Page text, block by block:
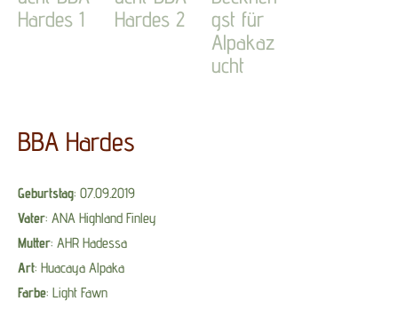
BBA Hardes
Geburtstag: 07.09.2019
Vater: ANA Highland Finley
Mutter: AHR Hadessa
Art: Huacaya Alpaka
Farbe: Light Fawn